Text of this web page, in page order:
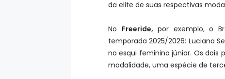
da elite de suas respectivas
No Freeride, por exemplo, o
temporada 2025/2026: Luciano
no esqui feminino júnior. Os dois
modalidade, uma espécie de